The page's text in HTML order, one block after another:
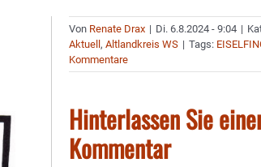
Von Renate Drax | Di. 6.8.2024 - 9:04 |
Aktuell,Altlandkreis WS | Tags:
Kommentare
Hinterlassen Sie
Kommentar